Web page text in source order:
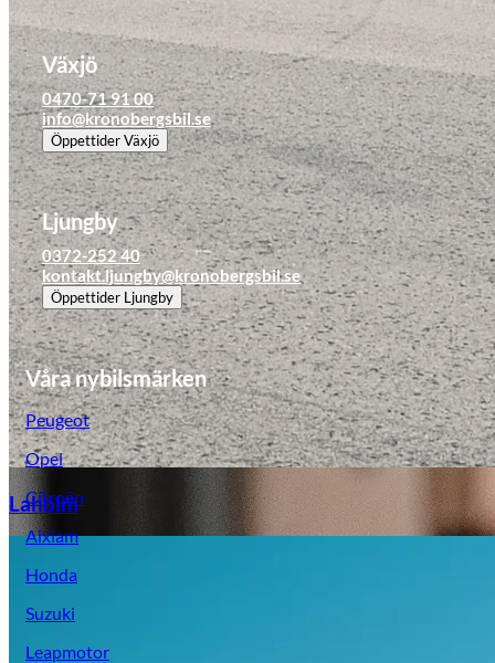
Laholm
Växjö
0470-71 91 00
info@kronobergsbil.se
ÖppettiderVäxjö
Ljungby
0372-252 40
kontakt.ljungby@kronobergsbil.se
Öppettider Ljungby
Våra nybilsmärken
Peugeot
Opel
Citroën
Aixiam
Honda
Suzuki
Leapmotor